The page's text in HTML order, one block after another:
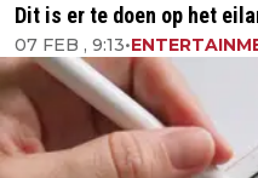
Dit is er te doen op het
07 FEB , 9:13•